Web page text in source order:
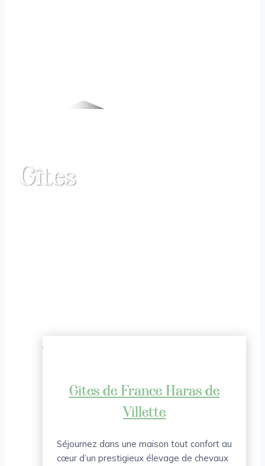
Gîtes
Gîtes de France Haras de
Villette
Séjournez dans une maison tout confort au
cœur d’un prestigieux élevage de chevaux